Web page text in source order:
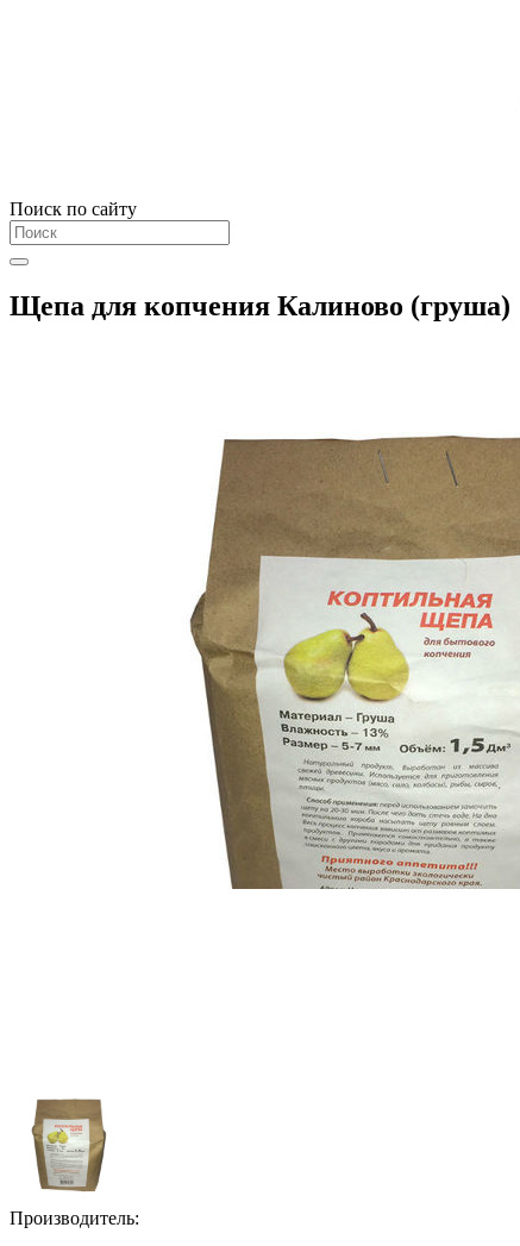
Поиск по сайту
Щепа для копчения Калиново (груша)
Производитель: